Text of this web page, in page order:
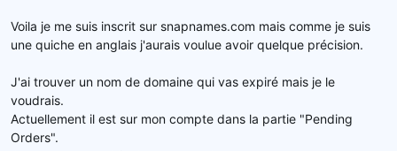
a
d
s
c
u
s
Voila je me suis inscrit sur snapnames.com mais comme je suis
une quiche en anglais j'aurais voulue avoir quelque précision.
J'ai trouver un nom de domaine qui vas expiré mais je le
voudrais.
Actuellement il est sur mon compte dans la partie "Pending
Orders".